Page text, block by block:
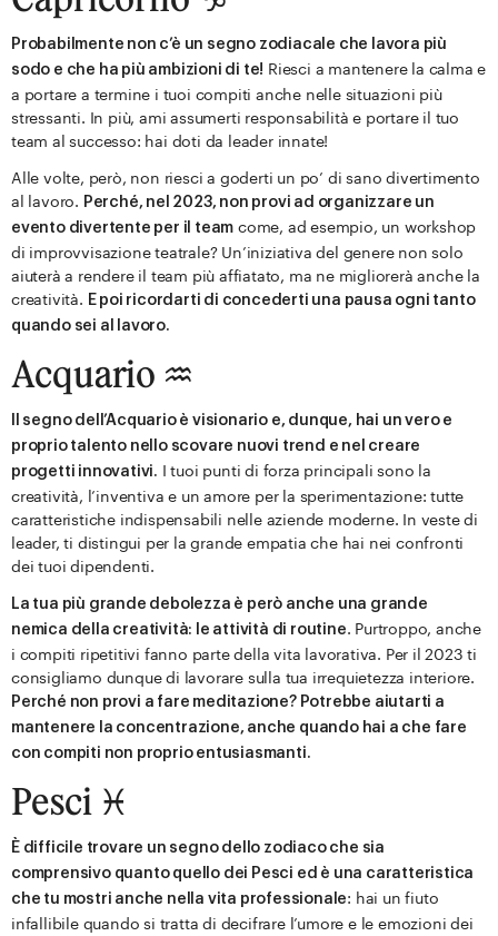
Probabilmente non c’è un segno zodiacale che lavora più
sodo e che ha più ambizioni di te! Riesci a mantenere la calma e
a portare a termine i tuoi compiti anche nelle situazioni più
stressanti. In più, ami assumerti responsabilità e portare il tuo
team al successo: hai doti da leader innate!
Alle volte, però, non riesci a goderti un po’ di sano divertimento
al lavoro. Perché, nel 2023, non provi ad organizzare un
evento divertente per il team come, ad esempio, un workshop
di improvvisazione teatrale? Un’iniziativa del genere non solo
aiuterà a rendere il team più affiatato, ma ne migliorerà anche la
creatività. E poi ricordarti di concederti una pausa ogni tanto
quando sei al lavoro.
Acquario ♒️
Il segno dell’Acquario è visionario e, dunque, hai un vero e
proprio talento nello scovare nuovi trend e nel creare
progetti innovativi. I tuoi punti di forza principali sono la
creatività, l’inventiva e un amore per la sperimentazione: tutte
caratteristiche indispensabili nelle aziende moderne. In veste di
leader, ti distingui per la grande empatia che hai nei confronti
dei tuoi dipendenti.
La tua più grande debolezza è però anche una grande
nemica della creatività: le attività di routine. Purtroppo, anche
i compiti ripetitivi fanno parte della vita lavorativa. Per il 2023 ti
consigliamo dunque di lavorare sulla tua irrequietezza interiore.
Perché non provi a fare meditazione? Potrebbe aiutarti a
mantenere la concentrazione, anche quando hai a che fare
con compiti non proprio entusiasmanti.
Pesci ♓️
È difficile trovare un segno dello zodiaco che sia
comprensivo quanto quello dei Pesci ed è una caratteristica
che tu mostri anche nella vita professionale: hai un fiuto
infallibile quando si tratta di decifrare l’umore e le emozioni dei